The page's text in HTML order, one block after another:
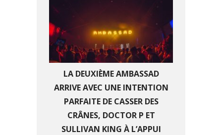
LA DEUXIÈME AMBASSAD
ARRIVE AVEC UNE INTENTION
PARFAITE DE CASSER DES
CRÂNES, DOCTOR P ET
SULLIVAN KING À L’APPUI